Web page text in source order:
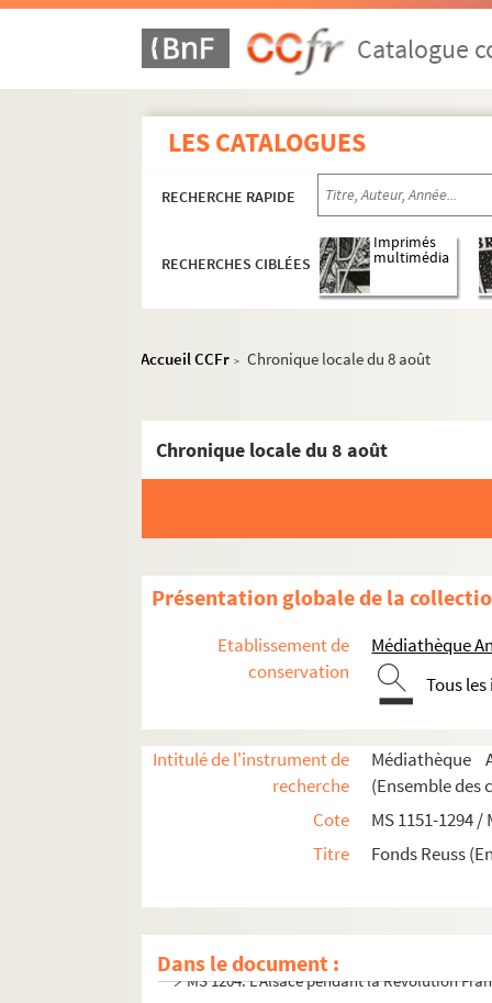
Catalogue
LES CATALOGUES
RECHERCHE RAPIDE
RECHERCHES CIBLÉES
Imprimés
multimédia
Accueil CCFr > Chronique locale du 8 août
Chronique locale du 8 août
Présentation globale de la
Etablissement de
conservation
Médiathèque
Tous
Intitulé de l'instrument de
recherche
Médiathèque
(Ensemble des
Cote
MS 1151-1294 /
Titre
Fonds Reuss
Dans le document :
MS 1151-1155. Le Saint-Empire Romain
MS 1156-1183. La politique française en
MS 1184-1186. Histoire d'Alsace
MS 1192-1198. L'Alsace au XVII
MS 1204. L'Alsace pendant la Révolution